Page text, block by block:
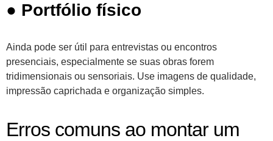
● Portfólio físico
Ainda pode ser útil para entrevistas ou encontros
presenciais, especialmente se suas obras forem
tridimensionais ou sensoriais. Use imagens de qualidade,
impressão caprichada e organização simples.
Erros comuns ao montar um